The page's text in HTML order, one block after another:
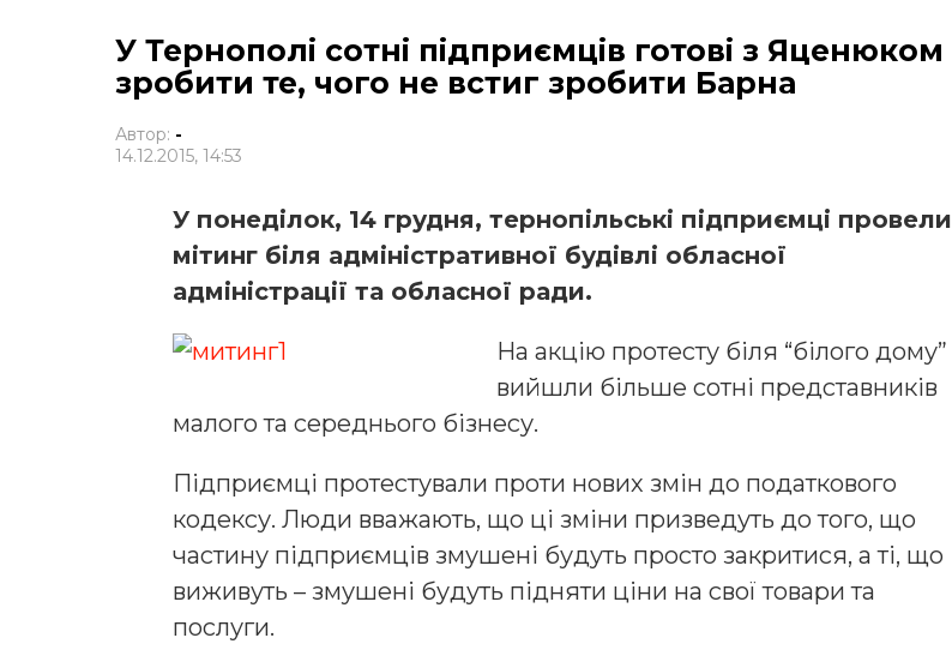
У Тернополі сотні підприємців готові з Яценюком
зробити те, чого не встиг зробити Барна
Автор: -
14.12.2015, 14:53
У понеділок, 14 грудня, тернопільські підприємці провели
мітинг біля адміністративної будівлі обласної
адміністрації та обласної ради.
На акцію протесту біля “білого дому”
вийшли більше сотні представників
малого та середнього бізнесу.
Підприємці протестували проти нових змін до податкового
кодексу. Люди вважають, що ці зміни призведуть до того, що
частину підприємців змушені будуть просто закритися, а ті, що
виживуть – змушені будуть підняти ціни на свої товари та
послуги.